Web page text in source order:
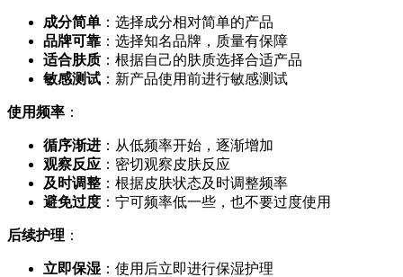
成分简单 ：选择成分相对简单的产品
品牌可靠 ：选择知名品牌，质量有保障
适合肤质 ：根据自己的肤质选择合适产品
敏感测试 ：新产品使用前进行敏感测试
使用频率 ：
循序渐进 ：从低频率开始，逐渐增加
观察反应 ：密切观察皮肤反应
及时调整 ：根据皮肤状态及时调整频率
避免过度 ：宁可频率低一些，也不要过度使用
后续护理 ：
立即保湿 ：使用后立即进行保湿护理